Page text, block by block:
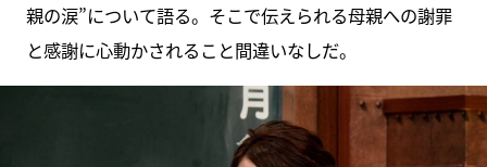
親の涙”について語る。そこで伝えられる母親への謝罪
と感謝に心動かされること間違いなしだ。